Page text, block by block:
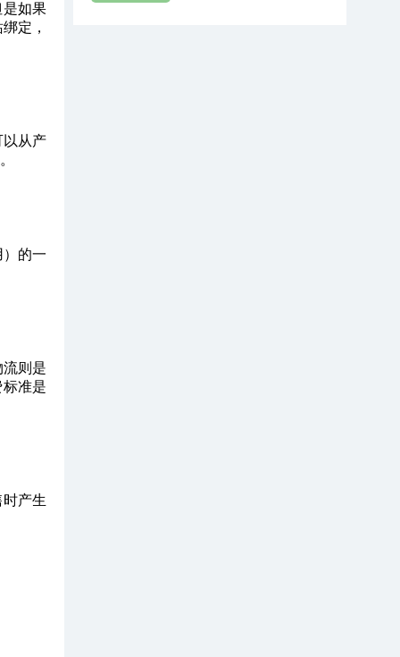
如果
定，
以从产
的一
则是
准是
产生